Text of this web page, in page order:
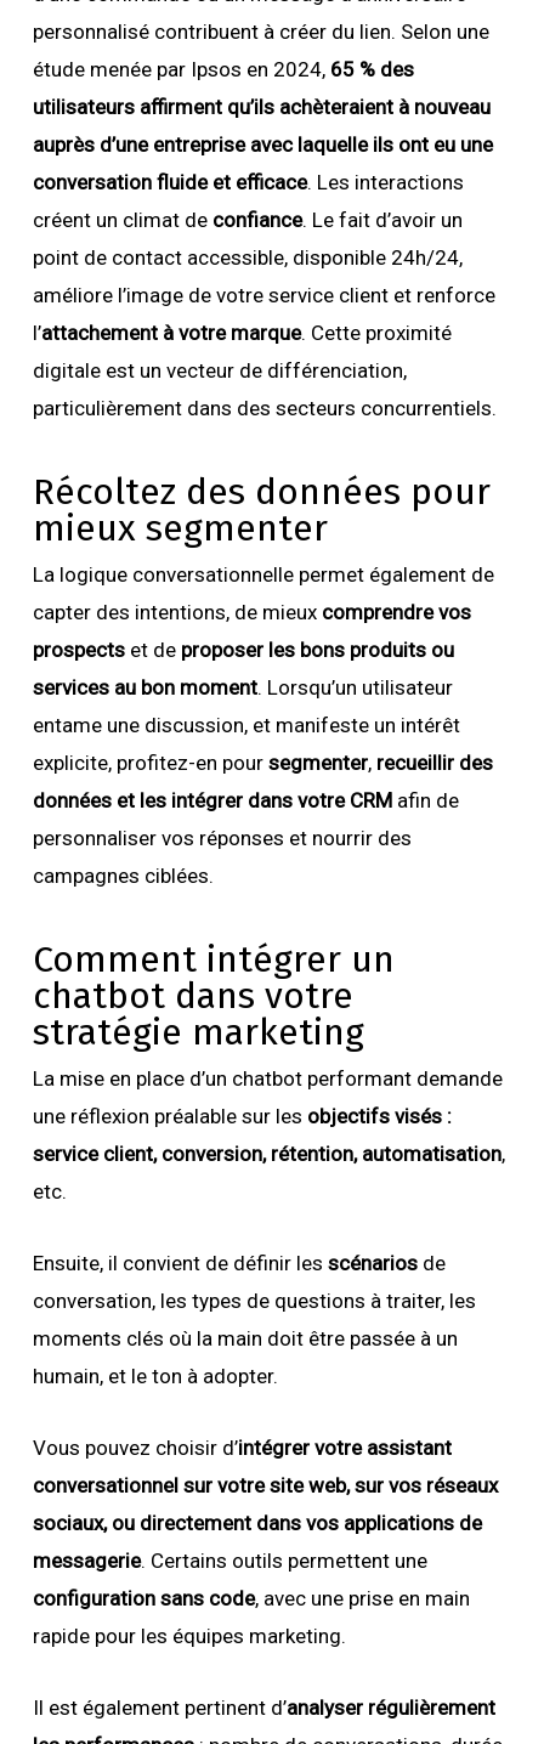
personnalisé contribuent à créer du lien. Selon une
étude menée par Ipsos en 2024, 65 % des
utilisateurs affirment qu’ils achèteraient à nouveau
auprès d’une entreprise avec laquelle ils ont eu une
conversation fluide et efficace. Les interactions
créent un climat de confiance. Le fait d’avoir un
point de contact accessible, disponible 24h/24,
améliore l’image de votre service client et renforce
l’attachement à votre marque. Cette proximité
digitale est un vecteur de différenciation,
particulièrement dans des secteurs concurrentiels.
Récoltez des données pour
mieux segmenter
La logique conversationnelle permet également de
capter des intentions, de mieux comprendre vos
prospectset de proposer les bons produits ou
services au bon moment. Lorsqu’un utilisateur
entame une discussion, et manifeste un intérêt
explicite, profitez-en pour segmenter, recueillir des
données et les intégrer dans votre CRMafin de
personnaliser vos réponses et nourrir des
campagnes ciblées.
Comment intégrer un
chatbot dans votre
stratégie marketing
La mise en place d’un chatbot performant demande
une réflexion préalable sur les objectifs visés :
service client, conversion, rétention, automatisation,
etc.
Ensuite, il convient de définir les scénarios de
conversation, les types de questions à traiter, les
moments clés où la main doit être passée à un
humain, et le ton à adopter.
Vous pouvez choisir d’intégrer votre assistant
conversationnel sur votre site web, sur vos réseaux
sociaux, ou directement dans vos applications de
messagerie. Certains outils permettent une
configuration sans code, avec une prise en main
rapide pour les équipes marketing.
Il est également pertinent d’analyser régulièrement